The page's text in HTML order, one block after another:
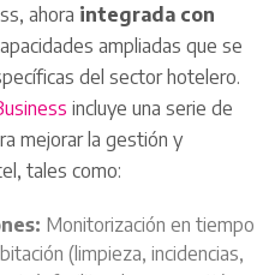
ahora integrada con
ampliadas que se
del sector hotelero.
incluye una serie de
mejorar la gestión y
tales como:
Monitorización en tiempo
(limpieza, incidencias,